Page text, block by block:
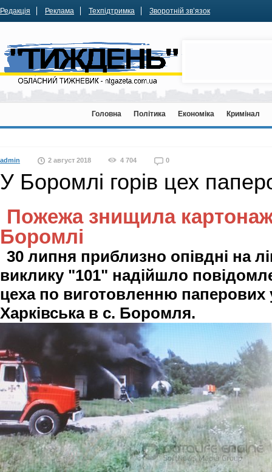
Редакція Реклама Техпідтримка Зворотній зв’язок
Головна Політика Економіка Кримінал
admin 2 август 2018 4 704 0
У Боромлі горів цех
Пожежа знищила
Боромлі
30 липня приблизно опівдні на
виклику "101" надійшло
цеха по виготовленню паперових
Харківська в с. Боромля.